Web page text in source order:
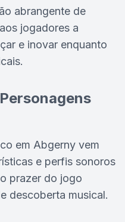
abrangente de
jogadores a
e inovar enquanto
em Abgerny vem
e perfis sonoros
prazer do jogo
descoberta musical.